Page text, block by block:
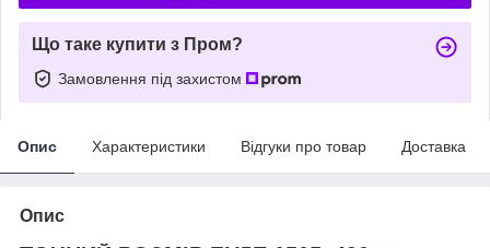
Що таке купити з Пром?
Замовлення під захистом
Опис Характеристики Відгуки про товар Доставка
Опис